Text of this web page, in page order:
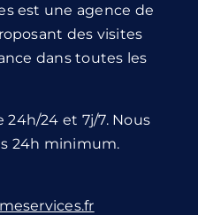
est une agence de
des visites
dans toutes les
24 et 7j/7. Nous
24h minimum.